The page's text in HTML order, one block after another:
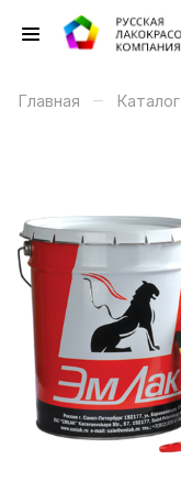
Главная – Каталог